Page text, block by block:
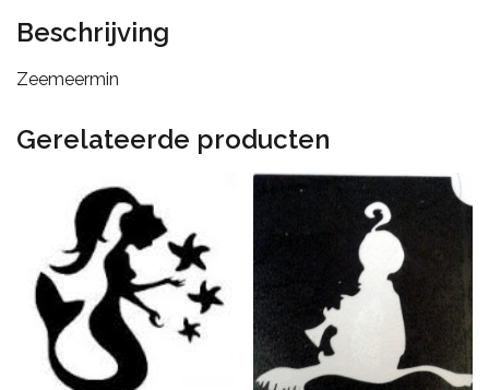
Beschrijving
Zeemeermin
Gerelateerde producten